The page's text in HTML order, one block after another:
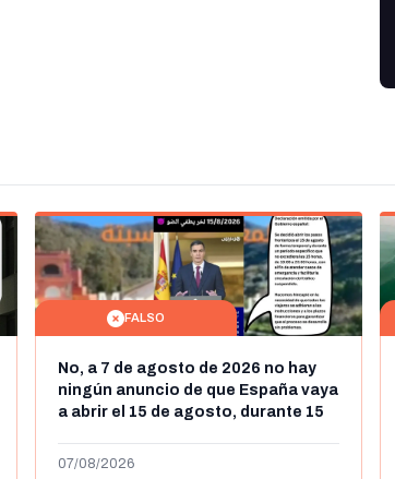
FALSO
No, a 7 de agosto de 2026 no hay
ningún anuncio de que España vaya
a abrir el 15 de agosto, durante 15
y Ceuta
07/08/2026